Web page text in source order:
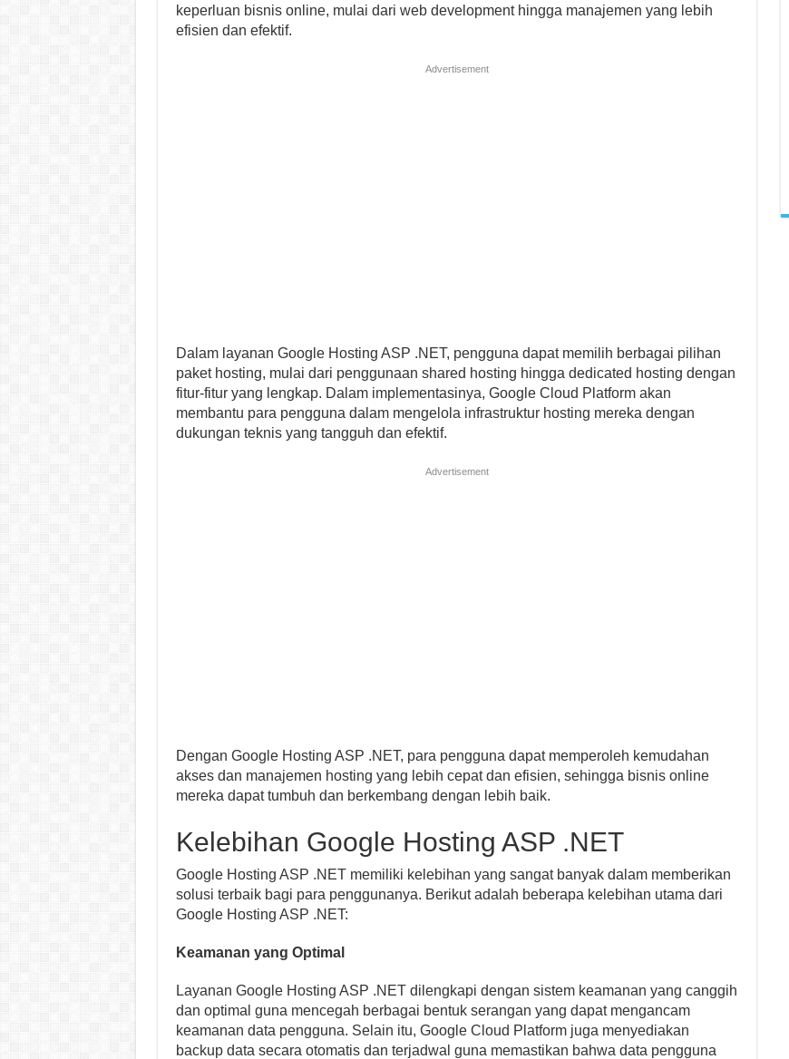
keperluan bisnis online, mulai dari web development hingga manajemen yang lebih
efisien dan efektif.
Advertisement
Dalam layanan Google Hosting ASP .NET, pengguna dapat memilih berbagai pilihan
paket hosting, mulai dari penggunaan shared hosting hingga dedicated hosting dengan
fitur-fitur yang lengkap. Dalam implementasinya, Google Cloud Platform akan
membantu para pengguna dalam mengelola infrastruktur hosting mereka dengan
dukungan teknis yang tangguh dan efektif.
Advertisement
Dengan Google Hosting ASP .NET, para pengguna dapat memperoleh kemudahan
akses dan manajemen hosting yang lebih cepat dan efisien, sehingga bisnis online
mereka dapat tumbuh dan berkembang dengan lebih baik.
Kelebihan Google Hosting ASP .NET
Google Hosting ASP .NET memiliki kelebihan yang sangat banyak dalam memberikan
solusi terbaik bagi para penggunanya. Berikut adalah beberapa kelebihan utama dari
Google Hosting ASP .NET:
Keamanan yang Optimal
Layanan Google Hosting ASP .NET dilengkapi dengan sistem keamanan yang canggih
dan optimal guna mencegah berbagai bentuk serangan yang dapat mengancam
keamanan data pengguna. Selain itu, Google Cloud Platform juga menyediakan
backup data secara otomatis dan terjadwal guna memastikan bahwa data pengguna